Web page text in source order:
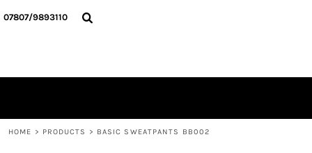
07807/9893110
HOME > PRODUCTS > BASIC SWEATPANTS BB002
HOME
ANMELDEN